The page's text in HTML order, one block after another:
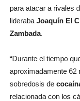
para atacar a rivales
lideraba Joaquín El
Zambada.
“Durante el tiempo
aproximadamente 62
sobredosis de
relacionada con los